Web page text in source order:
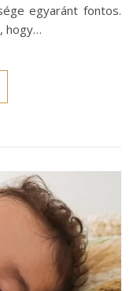
egyaránt fontos.
hogy…